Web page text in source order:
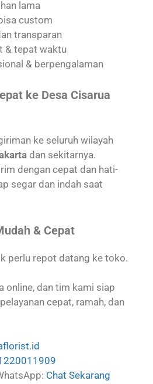
lama
custom
transparan
& tepat waktu
& berpengalaman
ke Desa Cisarua
ke seluruh wilayah
dan sekitarnya.
dengan cepat dan hati-
segar dan indah saat
& Cepat
perlu repot datang ke toko.
online, dan tim kami siap
cepat, ramah, dan
Chat Sekarang